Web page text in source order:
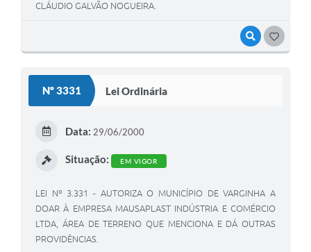
VISUALIZAR
CLÁUDIO GALVÃO NOGUEIRA.
Nº 3331 Lei Ordinária
Data: 29/06/2000
Situação: EM VIGOR
LEI Nº 3.331 - AUTORIZA O MUNICÍPIO DE VARGINHA A
DOAR À EMPRESA MAUSAPLAST INDÚSTRIA E COMÉRCIO
LTDA, ÁREA DE TERRENO QUE MENCIONA E DÁ OUTRAS
PROVIDÊNCIAS.